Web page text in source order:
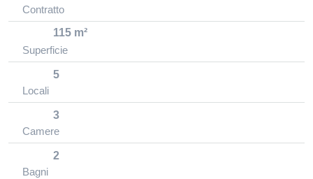
Contratto
115 m²
Superficie
5
Locali
3
Camere
2
Bagni